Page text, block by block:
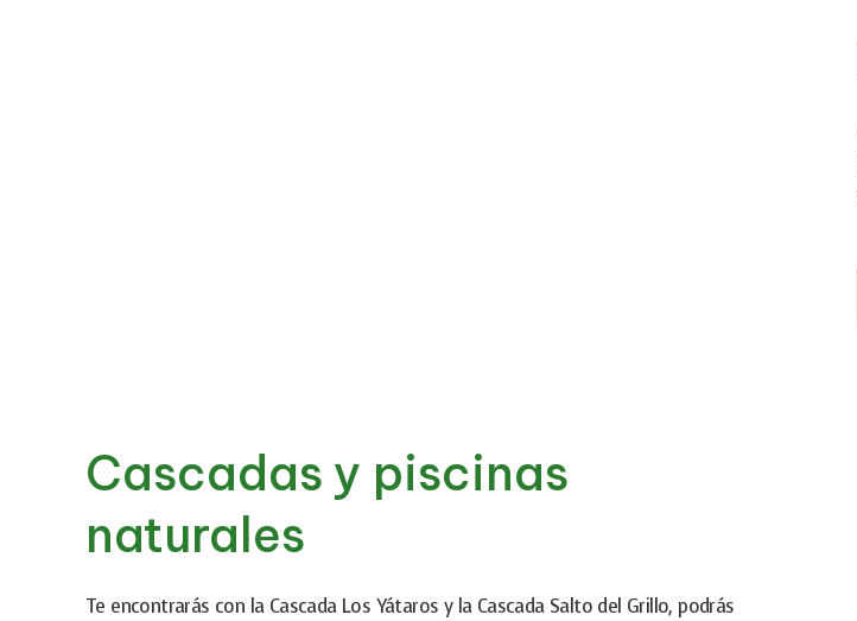
Cascadas y piscinas
naturales
Te encontrarás con la Cascada Los Yátaros y la Cascada Salto del Grillo, podrás